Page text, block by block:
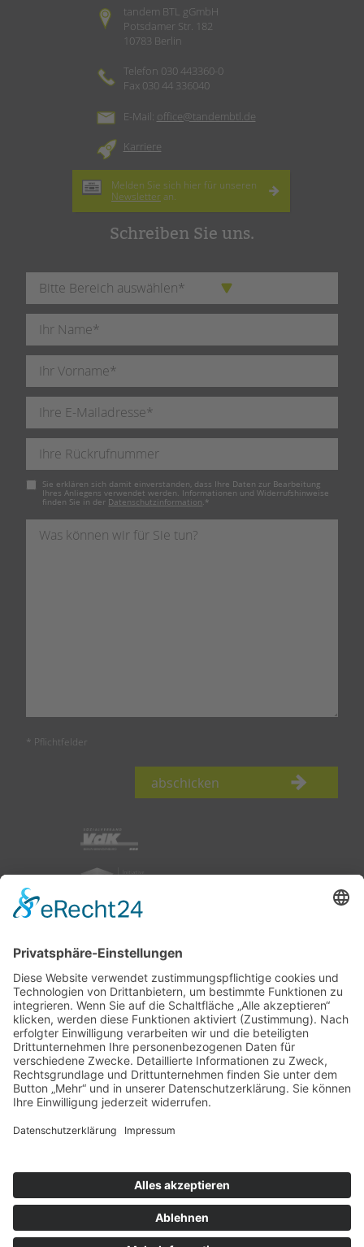
tandem BTL gGmbH
Potsdamer Str. 182
10783 Berlin
Telefon 030 443360-0
Fax 030 44 336040
E-Mail: office@tandembtl.de
Karriere
Melden Sie sich hier für unseren
Newsletter an.
Schreiben Sie uns.
Pflichtfeld
Sie erklären sich damit einverstanden, dass Ihre Daten zur Bearbeitung
Ihres Anliegens verwendet werden. Informationen und Widerrufshinweise
finden Sie in der Datenschutzinformation *
* Pflichtfelder
abschicken
nach oben
Impressum|Datenschutz
Ihnen gefällt, was Sie lesen?
X